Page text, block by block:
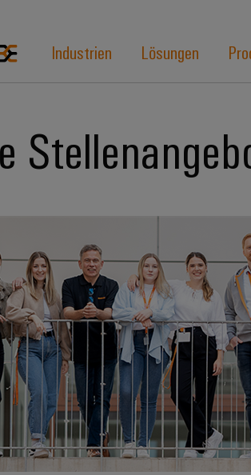
Industrien Lösungen